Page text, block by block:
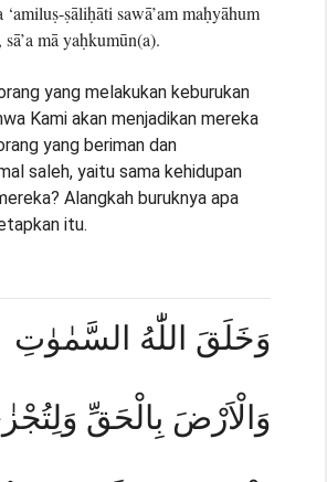
ṣāliḥāti sawā’am maḥyāhum
mā yaḥkumūn(a).
yang melakukan keburukan
Kami akan menjadikan mereka
yang beriman dan
saleh, yaitu sama kehidupan
Alangkah buruknya apa
itu.
وَخَلَقَ اللّٰهُ السَّمٰوٰتِ
وَالْاَرْضَ بِالْحَقِّ